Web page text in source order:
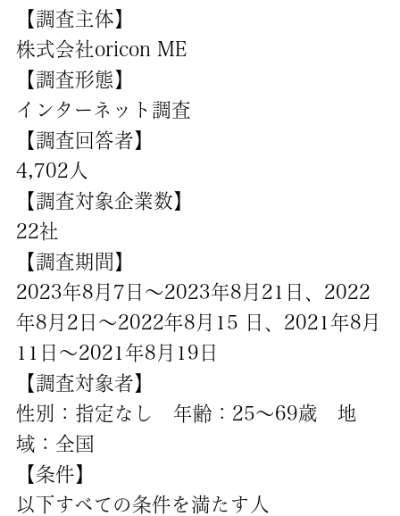
【調査主体】
株式会社oricon ME
【調査形態】
インターネット調査
【調査回答者】
4,702人
【調査対象企業数】
22社
【調査期間】
2023年8月7日～2023年8月21日、2022
年8月2日～2022年8月15 日、2021年8月
11日～2021年8月19日
【調査対象者】
性別：指定なし 年齢：25～69歳 地
域：全国
【条件】
以下すべての条件を満たす人